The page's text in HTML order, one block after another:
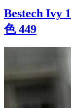
Bestech Ivy
色 449